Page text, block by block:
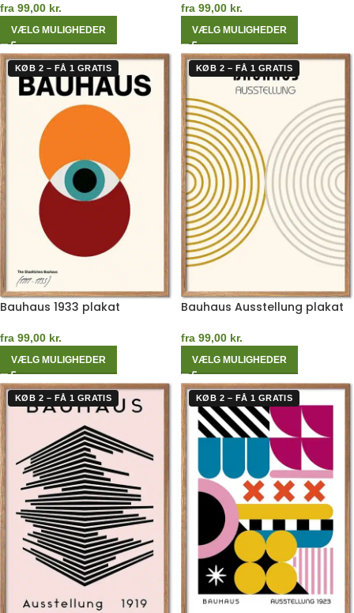
fra 99,00 kr.
VÆLG MULIGHEDER
fra 99,00 kr.
VÆLG MULIGHEDER
KØB 2 – FÅ 1 GRATIS
Bauhaus 1933 plakat
fra 99,00 kr.
VÆLG MULIGHEDER
KØB 2 – FÅ 1 GRATIS
Bauhaus Ausstellung plakat
fra 99,00 kr.
VÆLG MULIGHEDER
KØB 2 – FÅ 1 GRATIS KØB 2 – FÅ 1 GRATIS